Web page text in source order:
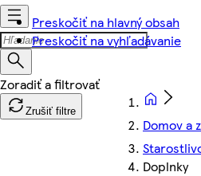
Preskočiť na hlavný obsah
Preskočiť na vyhľadávanie
Zrušiť filtre
Domov a
Doplnky